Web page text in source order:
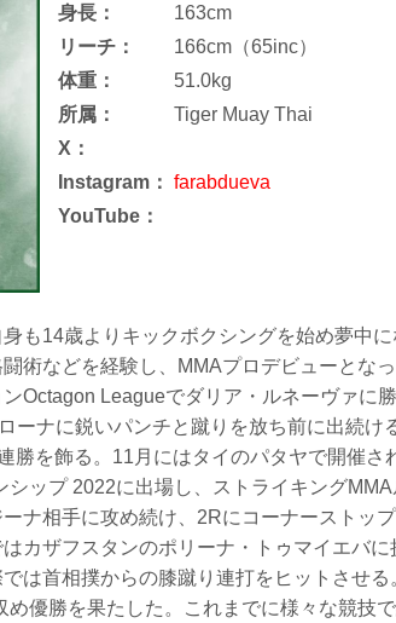
身長：
163cm
リーチ：
166cm（65inc）
体重：
51.0kg
所属：
Tiger Muay Thai
X：
Instagram：
farabdueva
YouTube：
も14歳よりキックボクシングを始め夢中
術などを経験し、MMAプロデビューとな
Octagon Leagueでダリア・ルネーヴァに
ーナに鋭いパンチと蹴りを放ち前に出続け
勝を飾る。11月にはタイのパタヤで開催さ
ップ 2022に出場し、ストライキング
ナ相手に攻め続け、2Rにコーナーストッ
カザフスタンのポリーナ・トゥマイエバに
は首相撲からの膝蹴り連打をヒットさせる
優勝を果たした。これまでに様々な競技